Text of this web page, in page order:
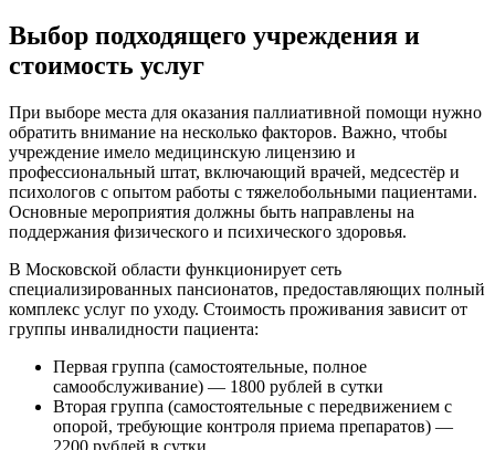
Выбор подходящего учреждения и
стоимость услуг
При выборе места для оказания паллиативной помощи нужно
обратить внимание на несколько факторов. Важно, чтобы
учреждение имело медицинскую лицензию и
профессиональный штат, включающий врачей, медсестёр и
психологов с опытом работы с тяжелобольными пациентами.
Основные мероприятия должны быть направлены на
поддержания физического и психического здоровья.
В Московской области функционирует сеть
специализированных пансионатов, предоставляющих полный
комплекс услуг по уходу. Стоимость проживания зависит от
группы инвалидности пациента:
Первая группа (самостоятельные, полное
самообслуживание) — 1800 рублей в сутки
Вторая группа (самостоятельные с передвижением с
опорой, требующие контроля приема препаратов) —